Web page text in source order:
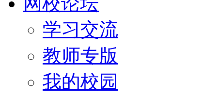
学习交流
教师专版
我的校园